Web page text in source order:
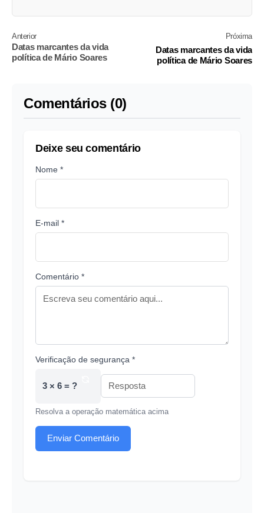
Anterior
Datas marcantes da vida
política de Mário Soares
Próxima
Datas marcantes da vida
política de Mário Soares
Comentários (0)
Deixe seu comentário
Nome *
E-mail *
Comentário *
Verificação de segurança *
3 × 6 = ?
Resolva a operação matemática acima
Enviar Comentário